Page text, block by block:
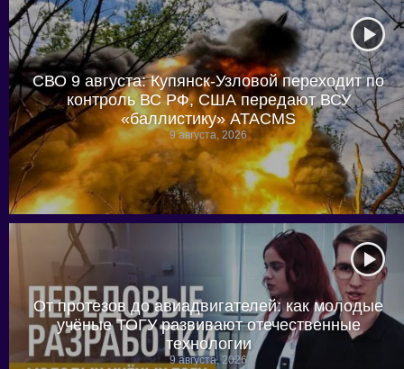
СВО 9 августа: Купянск-Узловой переходит по
контроль ВС РФ, США передают ВСУ
«баллистику» ATACMS
9 августа, 2026
От протезов до авиадвигателей: как молодые
учёные ТОГУ развивают отечественные
технологии
9 августа, 2026